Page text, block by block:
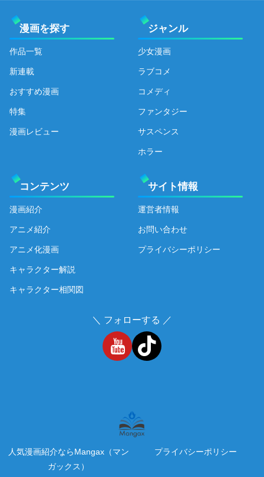
漫画を探す
作品一覧
新連載
おすすめ漫画
特集
漫画レビュー
ジャンル
少女漫画
ラブコメ
コメディ
ファンタジー
サスペンス
ホラー
コンテンツ
漫画紹介
アニメ紹介
アニメ化漫画
キャラクター解説
キャラクター相関図
サイト情報
運営者情報
お問い合わせ
プライバシーポリシー
＼ フォローする ／
人気漫画紹介ならMangax（マン
ガックス）
プライバシーポリシー